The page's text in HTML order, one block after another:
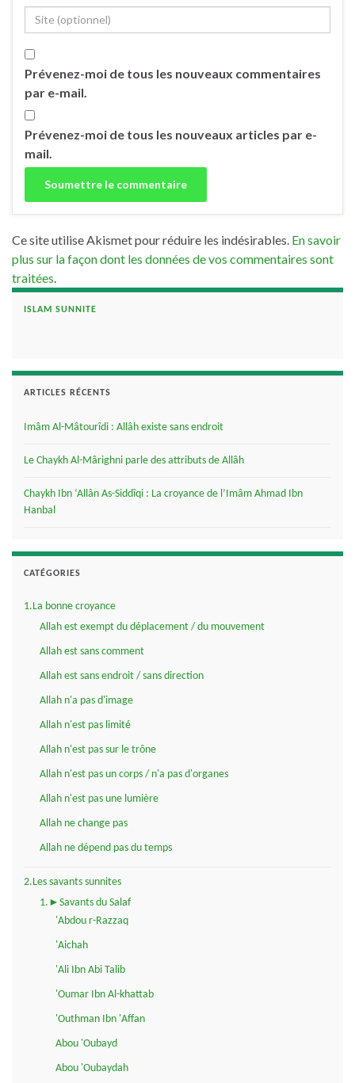
Prévenez-moi de tous les nouveaux commentaires
par e-mail.
Prévenez-moi de tous les nouveaux articles par e-
mail.
Ce site utilise Akismet pour réduire les indésirables. En savoir
plus sur la façon dont les données de vos commentaires sont
traitées
ISLAM SUNNITE
ARTICLES RÉCENTS
Imâm Al-Mâtourîdi : Allâh existe sans endroit
Le Chaykh Al-Mârighni parle des attributs de Allâh
Chaykh Ibn ‘Allân As-Siddîqi : La croyance de l’Imâm Ahmad Ibn
Hanbal
CATÉGORIES
1.La bonne croyance
Allah est exempt du déplacement / du mouvement
Allah est sans comment
Allah est sans endroit / sans direction
Allah n'a pas d'image
Allah n'est pas limité
Allah n'est pas sur le trône
Allah n'est pas un corps / n'a pas d'organes
Allah n'est pas une lumière
Allah ne change pas
Allah ne dépend pas du temps
2.Les savants sunnites
1.►Savants du Salaf
'Abdou r-Razzaq
'Aichah
'Ali Ibn Abi Talib
'Oumar Ibn Al-khattab
'Outhman Ibn 'Affan
Abou 'Oubayd
Abou 'Oubaydah